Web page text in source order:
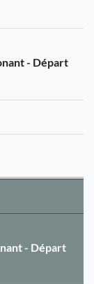
- Départ
- Départ